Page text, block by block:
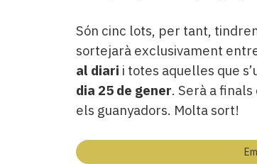
Són cinc lots, per tant,
sortejarà exclusivament
al diari i totes aquelles que
dia 25 de gener. Serà a
els guanyadors. Molta sort!